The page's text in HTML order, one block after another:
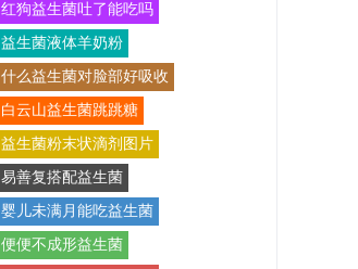
红狗益生菌吐了能吃吗
益生菌液体羊奶粉
什么益生菌对脸部好吸收
白云山益生菌跳跳糖
益生菌粉末状滴剂图片
易善复搭配益生菌
婴儿未满月能吃益生菌
便便不成形益生菌